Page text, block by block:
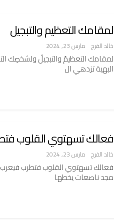
لمقامك التعظيم والتبجيل
خالد الفرج مارس 23, 2024
لمقامك التعظيمُ والتبجيلُ ولشخصِك
البهية تزدهي ال
فعالك تسهتوي القلوب
خالد الفرج مارس 23, 2024
فعالك تسهتوي القلوب فتطرب
مجد ناصعات يخطها